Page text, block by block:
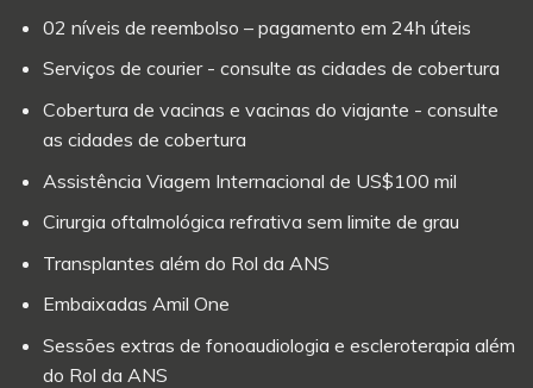
02 níveis de reembolso – pagamento em 24h úteis
Serviços de courier - consulte as cidades de cobertura
Cobertura de vacinas e vacinas do viajante - consulte
as cidades de cobertura
Assistência Viagem Internacional de US$100 mil
Cirurgia oftalmológica refrativa sem limite de grau
Transplantes além do Rol da ANS
Embaixadas Amil One
Sessões extras de fonoaudiologia e escleroterapia além
do Rol da ANS